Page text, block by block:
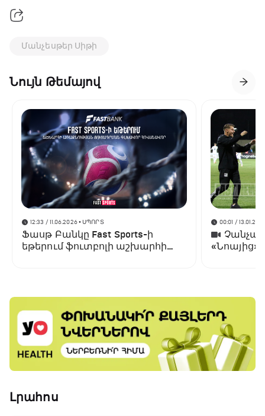
Մանչեսթեր Սիթի
Նույն Թեմայով
12:33 / 11.06.2026• ՍՊՈՐՏ
Ֆասթ Բանկը Fast Sports-ի
եթերում ֆուտբոլի աշխարհի
00:01 /
«Նոայից»
Լրահոս